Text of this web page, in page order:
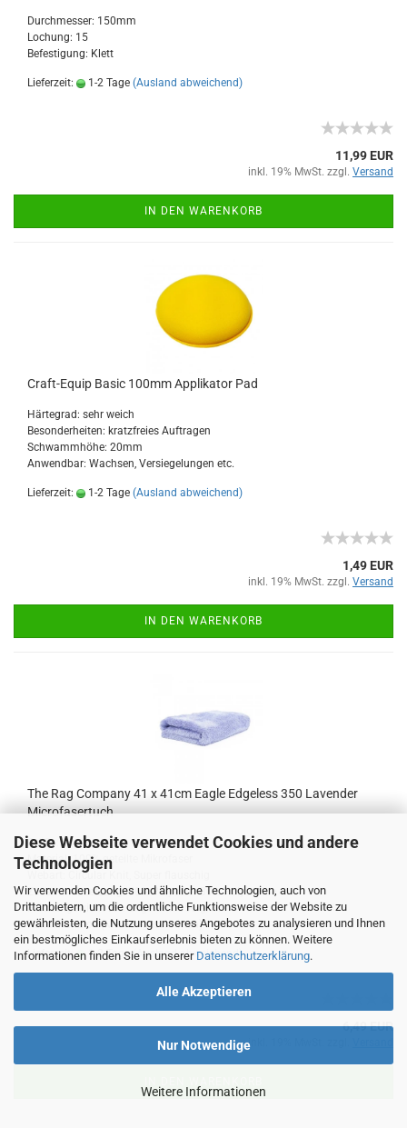
Diese Webseite verwendet Cookies und andere
Technologien
Wir verwenden Cookies und ähnliche Technologien, auch von
Drittanbietern, um die ordentliche Funktionsweise der Website zu
gewährleisten, die Nutzung unseres Angebotes zu analysieren und Ihnen
ein bestmögliches Einkaufserlebnis bieten zu können. Weitere
Informationen finden Sie in unserer Datenschutzerklärung.
Alle Akzeptieren
Nur Notwendige
Weitere Informationen
Durchmesser: 150mm
Lochung: 15
Befestigung: Klett
Lieferzeit: 1-2 Tage (Ausland abweichend)
11,99 EUR
inkl. 19% MwSt. zzgl. Versand
IN DEN WARENKORB
Craft-Equip Basic 100mm Applikator Pad
Härtegrad: sehr weich
Besonderheiten: kratzfreies Auftragen
Schwammhöhe: 20mm
Anwendbar: Wachsen, Versiegelungen etc.
Lieferzeit: 1-2 Tage (Ausland abweichend)
1,49 EUR
inkl. 19% MwSt. zzgl. Versand
IN DEN WARENKORB
The Rag Company 41 x 41cm Eagle Edgeless 350 Lavender
Microfasertuch
Größe: 41cm x 41cm
Material: 100% geteilte Mikrofaser
Webart: Circular Knit, Super flauschig
Zusammensetzung: 70% Polyester 30% Polyamide
Flächengewicht von ungefähr: 350 g/m²
Rand: Randlos (Messer geschnitten)
Lieferzeit: 1-2 Tage (Ausland abweichend)
6,49 EUR
inkl. 19% MwSt. zzgl.